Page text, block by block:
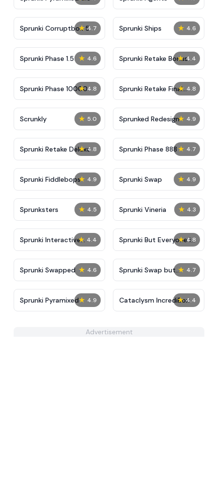
★ 4.7
Sprunki Corruptbox 5 ★ 4.6
Sprunki Ships
★ 4.6
Sprunki Phase 1.5 ★ 4.4
Sprunki Retake Bonus
★ 4.8
Sprunki Phase 10000 ★ 4.8
Sprunki Retake Final
Update
★ 5.0
Scrunkly ★ 4.9
Sprunked Redesign
★ 4.8
Sprunki Retake Deluxe ★ 4.7
Sprunki Phase 888
★ 4.9
Sprunki Fiddlebops ★ 4.9
Sprunki Swap
★ 4.5
Sprunksters ★ 4.3
Sprunki Vineria
★ 4.4
Sprunki Interactive
Tunner
★ 4.8
Sprunki But Everyone is
Big
★ 4.6
Sprunki Swapped ★ 4.7
Sprunki Swap but
Parasprunki
★ 4.9
Sprunki Pyramixed ★ 4.4
Cataclysm IncrediBox
Advertisement